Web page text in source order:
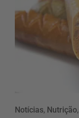
Notícias, Nutrição,